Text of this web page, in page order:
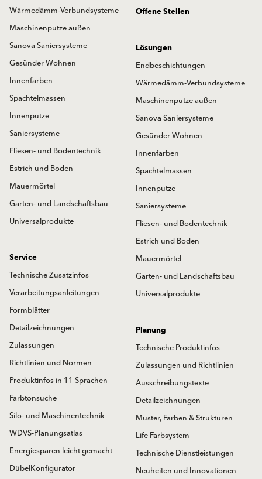
Wärmedämm-Verbundsysteme
Maschinenputze außen
Sanova Saniersysteme
Gesünder Wohnen
Innenfarben
Spachtelmassen
Innenputze
Saniersysteme
Fliesen- und Bodentechnik
Estrich und Boden
Mauermörtel
Garten- und Landschaftsbau
Universalprodukte
Offene Stellen
Lösungen
Endbeschichtungen
Wärmedämm-Verbundsysteme
Maschinenputze außen
Sanova Saniersysteme
Gesünder Wohnen
Innenfarben
Spachtelmassen
Innenputze
Saniersysteme
Fliesen- und Bodentechnik
Estrich und Boden
Mauermörtel
Garten- und Landschaftsbau
Universalprodukte
Service
Technische Zusatzinfos
Verarbeitungsanleitungen
Formblätter
Detailzeichnungen
Zulassungen
Richtlinien und Normen
Produktinfos in 11 Sprachen
Farbtonsuche
Silo- und Maschinentechnik
WDVS-Planungsatlas
Energiesparen leicht gemacht
DübelKonfigurator
Planung
Technische Produktinfos
Zulassungen und Richtlinien
Ausschreibungstexte
Detailzeichnungen
Muster, Farben & Strukturen
Life Farbsystem
Technische Dienstleistungen
Neuheiten und Innovationen